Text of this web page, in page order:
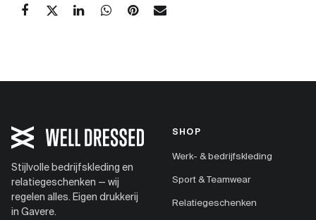
Stijlvolle bedrijfskleding en
relatiegeschenken — wij
regelen alles. Eigen drukkerij
in Gavere.
SHOP
Werk- & bedrijfskleding
Sport & Teamwear
Relatiegeschenken